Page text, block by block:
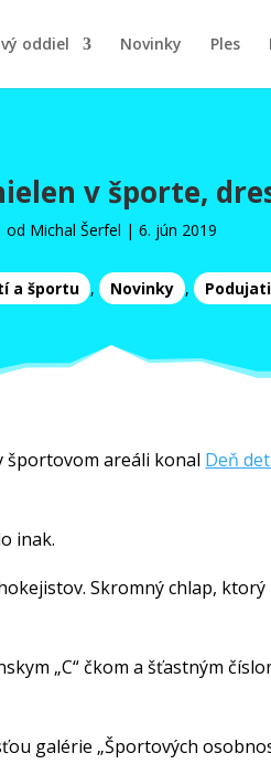
oddiel Novinky Ples
v športe,
od Michal Šerfel | 6. jún 2019
a športu , Novinky ,
športovom areáli konal Deň
inak.
Skromný chlap,
„C“ čkom a šťastným
galérie „Športových